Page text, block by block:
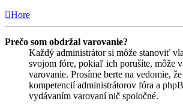
Hore
Prečo som obdržal varovanie?
Každý administrátor si môže stanoviť
svojom fóre, pokiaľ ich porušíte, môže
varovanie. Prosíme berte na vedomie,
kompetencií administrátorov fóra a
vydávaním varovaní nič spoločné.